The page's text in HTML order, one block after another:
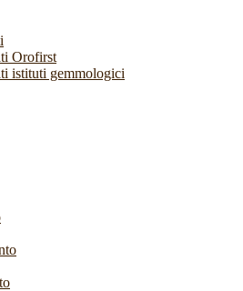
Orofirst
istituti gemmologici